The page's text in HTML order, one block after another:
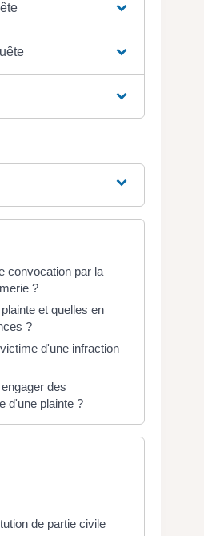
convocation par la
?
et quelles en
?
d'une infraction
des
d'une plainte ?
de partie civile